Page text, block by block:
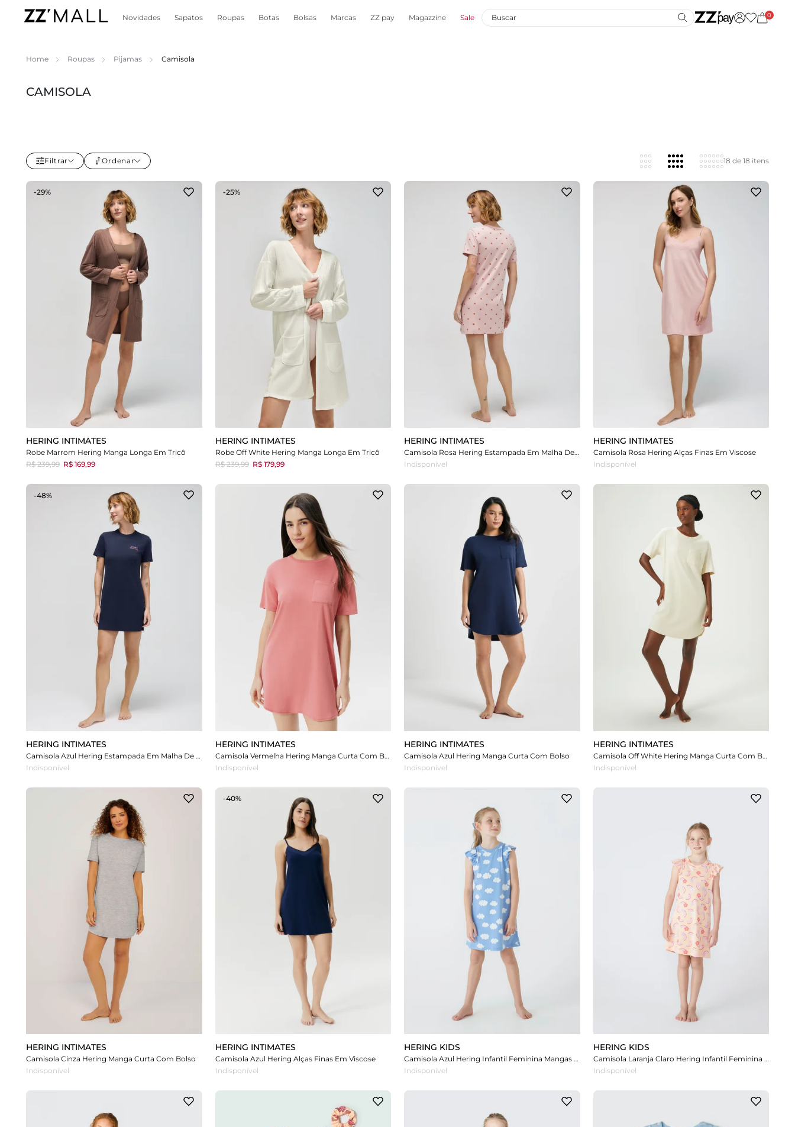
Novidades Sapatos Roupas Botas Bolsas Marcas ZZ pay Magazzine Sale 0
Home Roupas Pijamas Camisola
CAMISOLA
18 de 18 itens
Filtrar Ordenar
-29%
HERING INTIMATES
Robe Marrom Hering Manga Longa Em Tricô
R$ 239,99 R$ 169,99
-25%
HERING INTIMATES
Robe Off White Hering Manga Longa Em Tricô
R$ 239,99 R$ 179,99
HERING INTIMATES
Camisola Rosa Hering Estampada Em Malha De Algodão
Indisponível
HERING INTIMATES
Camisola Rosa Hering Alças Finas Em Viscose
Indisponível
-48%
HERING INTIMATES
Camisola Azul Hering Estampada Em Malha De Algodão
Indisponível
HERING INTIMATES
Camisola Vermelha Hering Manga Curta Com Bolso
Indisponível
HERING INTIMATES
Camisola Azul Hering Manga Curta Com Bolso
Indisponível
HERING INTIMATES
Camisola Off White Hering Manga Curta Com Bolso
Indisponível
HERING INTIMATES
Camisola Cinza Hering Manga Curta Com Bolso
Indisponível
-40%
HERING INTIMATES
Camisola Azul Hering Alças Finas Em Viscose
Indisponível
HERING KIDS
Camisola Azul Hering Infantil Feminina Mangas Com Babados + Scrunchie
Indisponível
HERING KIDS
Camisola Laranja Claro Hering Infantil Feminina Mangas Com Babados + Scrunchie
Indisponível